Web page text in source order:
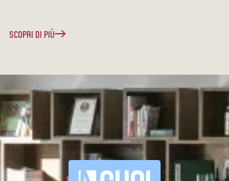
SCOPRI DI PIÙ